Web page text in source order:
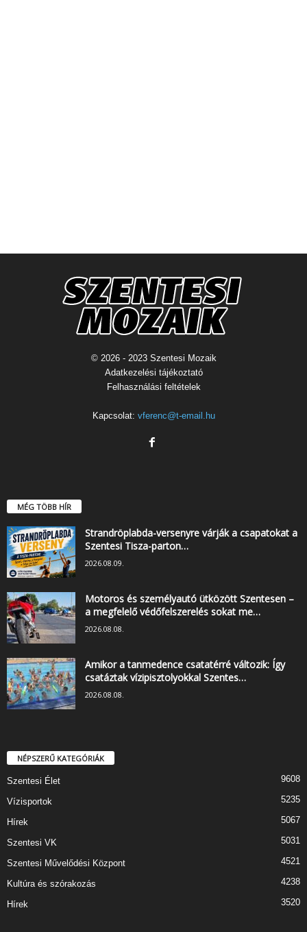
© 2026 - 2023 Szentesi Mozaik
Adatkezelési tájékoztató
Felhasználási feltételek
Kapcsolat: vferenc@t-email.hu
MÉG TÖBB HÍR
Strandröplabda-versenyre várják a csapatokat a
Szentesi Tisza-parton…
2026.08.09.
Motoros és személyautó ütközött Szentesen –
a megfelelő védőfelszerelés sokat me…
2026.08.08.
Amikor a tanmedence csatatérré változik: Így
csatáztak vízipisztolyokkal Szentes…
2026.08.08.
NÉPSZERŰ KATEGÓRIÁK
Szentesi Élet 9608
Vízisportok 5235
Hírek 5067
Szentesi VK 5031
Szentesi Művelődési Központ 4521
Kultúra és szórakozás 4238
Hírek 3520